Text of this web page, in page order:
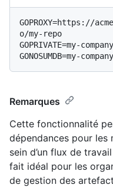
GOPROXY=https://
o/my-repo
GOPRIVATE=my-
Remarques
Cette fonctionnalité
dépendances pour les
sein d’un flux de
fait idéal pour les
de gestion des